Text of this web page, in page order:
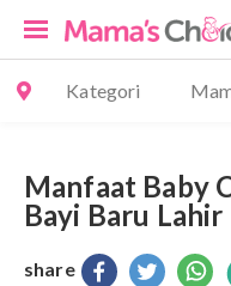
Kategori
Manfaat Baby
Bayi Baru Lahir
share